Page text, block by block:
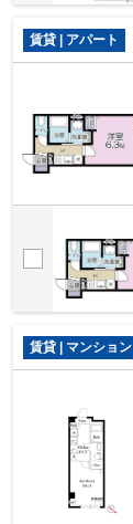
賃貸 | アパート
賃貸 | マンション